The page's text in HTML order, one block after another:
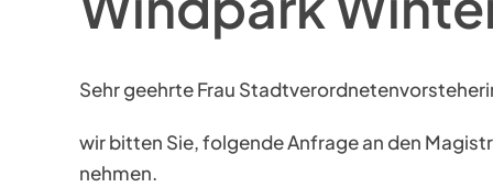
Sehr geehrte Frau
wir bitten Sie, folgende Anfrage an den
nehmen.